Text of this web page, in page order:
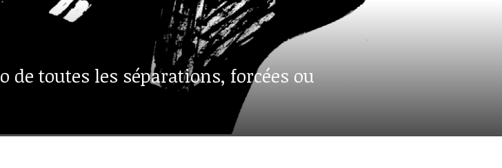
de toutes les séparations, forcées ou